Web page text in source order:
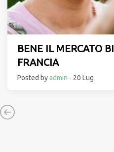
BENE IL MERCATO
FRANCIA
Posted byadmin - 20 Lug